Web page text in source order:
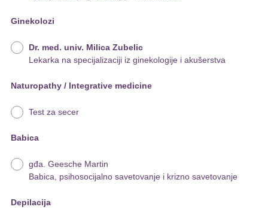
Ginekolozi
Dr. med. univ. Milica Zubelic
Lekarka na specijalizaciji iz ginekologije i akušerstva
Naturopathy / Integrative medicine
Test za secer
Babica
gđa. Geesche Martin
Babica, psihosocijalno savetovanje i krizno savetovanje
Depilacija